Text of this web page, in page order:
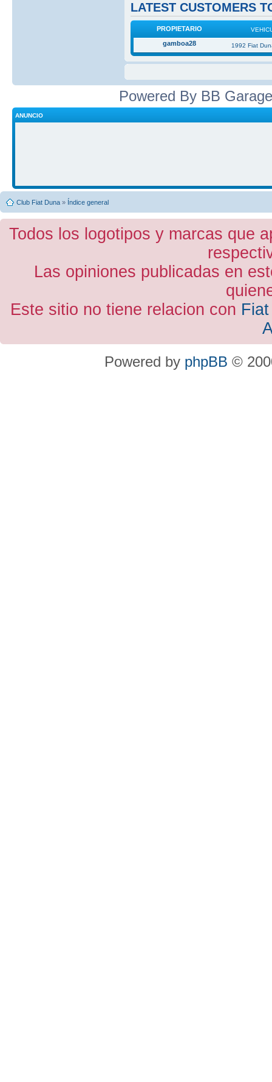
LATEST CUSTOMERS
PROPIETARIO
gamboa28 1992 Fiat
Powered By BB
ANUNCIO
Club Fiat Duna » Índice general
Todos los logotipos y marcas que
Las opiniones publicadas en
Este sitio no tiene relacion con
Powered by phpBB ©